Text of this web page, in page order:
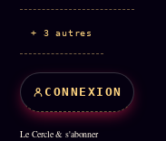
+ 3 autres
CONNEXION
Le Cercle & s'abonner